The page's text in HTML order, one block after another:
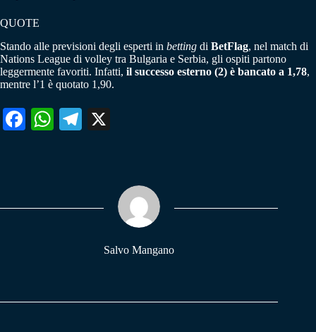
QUOTE
Stando alle previsioni degli esperti in betting di BetFlag, nel match di
Nations League di volley tra Bulgaria e Serbia, gli ospiti partono
leggermente favoriti. Infatti, il successo esterno (2) è bancato a 1,78,
mentre l’1 è quotato 1,90.
Fa W
pp
Te
m
Salvo Mangano